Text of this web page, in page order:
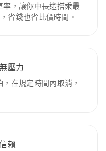
率，讓你中長途搭乘最
省錢也省比價時間。
壓力
在規定時間內取消，
賴